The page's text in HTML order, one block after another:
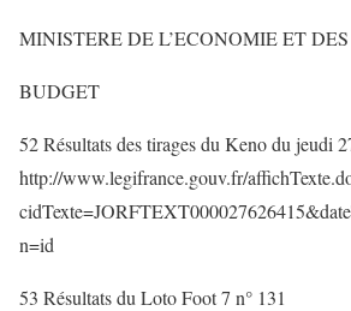
MINISTERE DE L’ECONOMIE ET
BUDGET
52 Résultats des tirages du Keno du jeudi
http://www.legifrance.gouv.fr/
n=id
53 Résultats du Loto Foot 7 n° 131